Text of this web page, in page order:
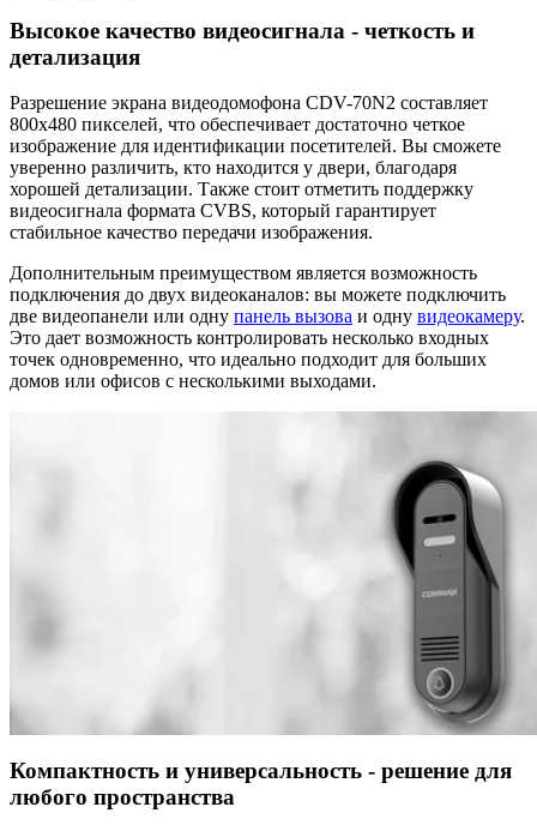
Высокое качество видеосигнала - четкость и
детализация
Разрешение экрана видеодомофона CDV-70N2 составляет
800x480 пикселей, что обеспечивает достаточно четкое
изображение для идентификации посетителей. Вы сможете
уверенно различить, кто находится у двери, благодаря
хорошей детализации. Также стоит отметить поддержку
видеосигнала формата CVBS, который гарантирует
стабильное качество передачи изображения.
Дополнительным преимуществом является возможность
подключения до двух видеоканалов: вы можете подключить
две видеопанели или одну панель вызова и одну видеокамеру.
Это дает возможность контролировать несколько входных
точек одновременно, что идеально подходит для больших
домов или офисов с несколькими выходами.
Компактность и универсальность - решение для
любого пространства